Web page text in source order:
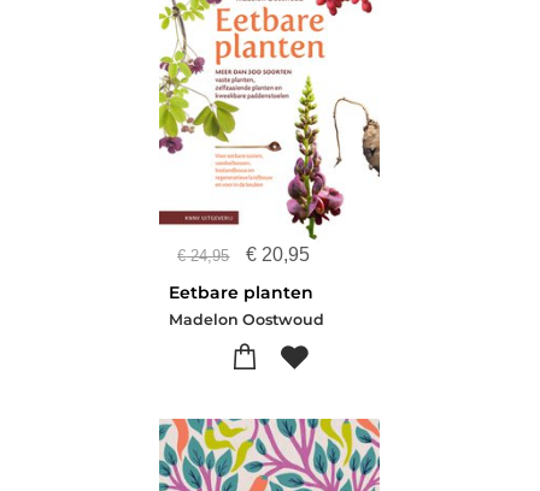
€24,95 € 20,95
Eetbare planten
Madelon Oostwoud